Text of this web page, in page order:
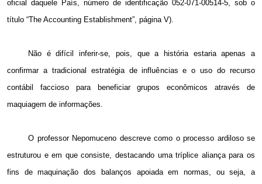
oficial daquele País, número de identificação 052-071-00514-5, sob o
título “The Accounting Establishment”, página V).
Não é difícil inferir-se, pois, que a história estaria apenas a
confirmar a tradicional estratégia de influências e o uso do recurso
contábil faccioso para beneficiar grupos econômicos através de
maquiagem de informações.
O professor Nepomuceno descreve como o processo ardiloso se
estruturou e em que consiste, destacando uma tríplice aliança para os
fins de maquinação dos balanços apoiada em normas, ou seja, a